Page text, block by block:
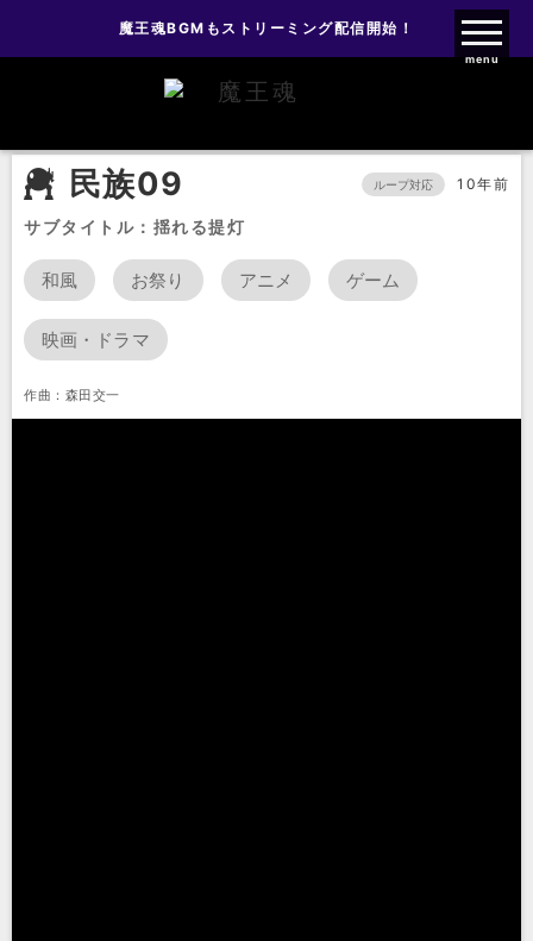
魔王魂ファンクラブ
魔王魂BGMもストリーミング配信開始！
menu
民族09 ループ対応 10年前
サブタイトル：揺れる提灯
和風 お祭り アニメ ゲーム
映画・ドラマ
作曲：森田交一